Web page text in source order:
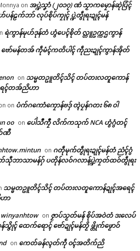
on အပ္ဍဲသၞာံ (၂၀၁၇) ဏံ သၟာကမၠောန်ဆုဲပြံၚ်
န်ဠက်ဘာ် လုပ်စိုပ်ကၠုၚ် ပ္ဍဲတွဵုရးဍုၚ်မန်
ရဲကွာန်မုဟ်ဒုန်တံ ဟွံပေၚ်စိုတ် လ္တူဥက္ကဌကွာန်
ဗော်မန်တအ် ကဵုမံၚ်ကတိပါၚ် ကဵုညးဍုၚ်ကွာန်အိုတ်
on သမ္မတဥူတိၚ်သိၚ် တပ်တးလတူကောန်
ၚ်တအ်ညိဟာ
on ပံက်ဂကောံကၠောန်ဗဒှ် တ္ၚဲပၠန်ဂတး ၆၈ ဝါ
oo on ပေါဲသဳကၠဳ လိက်ကသုက် NCA ဟွံဂွံတၚ်
ဏီ
on ဂတဵုမုက်တွဵုရးဍုၚ်မန်တံ ညံၚ်ဂွံ
သီုဘာသာမန်ဂှ် ပတိုန်လဝ်ဂလာန်ပ္ဍဲကၠတ်ထဝ်တွဵုရး
သမ္မတဥူတိၚ်သိၚ် တပ်တးလတူကောန်ဍုၚ်အရေၚ်
ာ
on ဇၟာပ်သၟတ်မန် စိုပ်အဝဲတံ ဒးလေပ်
သ္ဇိုၚ် ထေက်ရောၚ် ဗော်ဍုၚ်မန်တၟိ ဖ္တိုက်ဖၟောဝ်
on ကေတ်ခန်လ္ၚတ်ကဵု ၀ၚ်အတိက်ညိ